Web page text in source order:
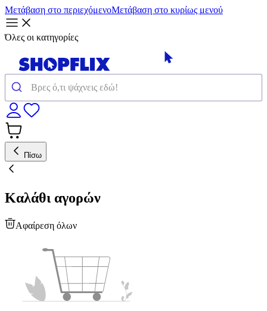
Μετάβαση στο περιεχόμενοΜετάβαση στο κυρίως μενού
Όλες οι κατηγορίες
Πίσω
Καλάθι αγορών
Αφαίρεση όλων